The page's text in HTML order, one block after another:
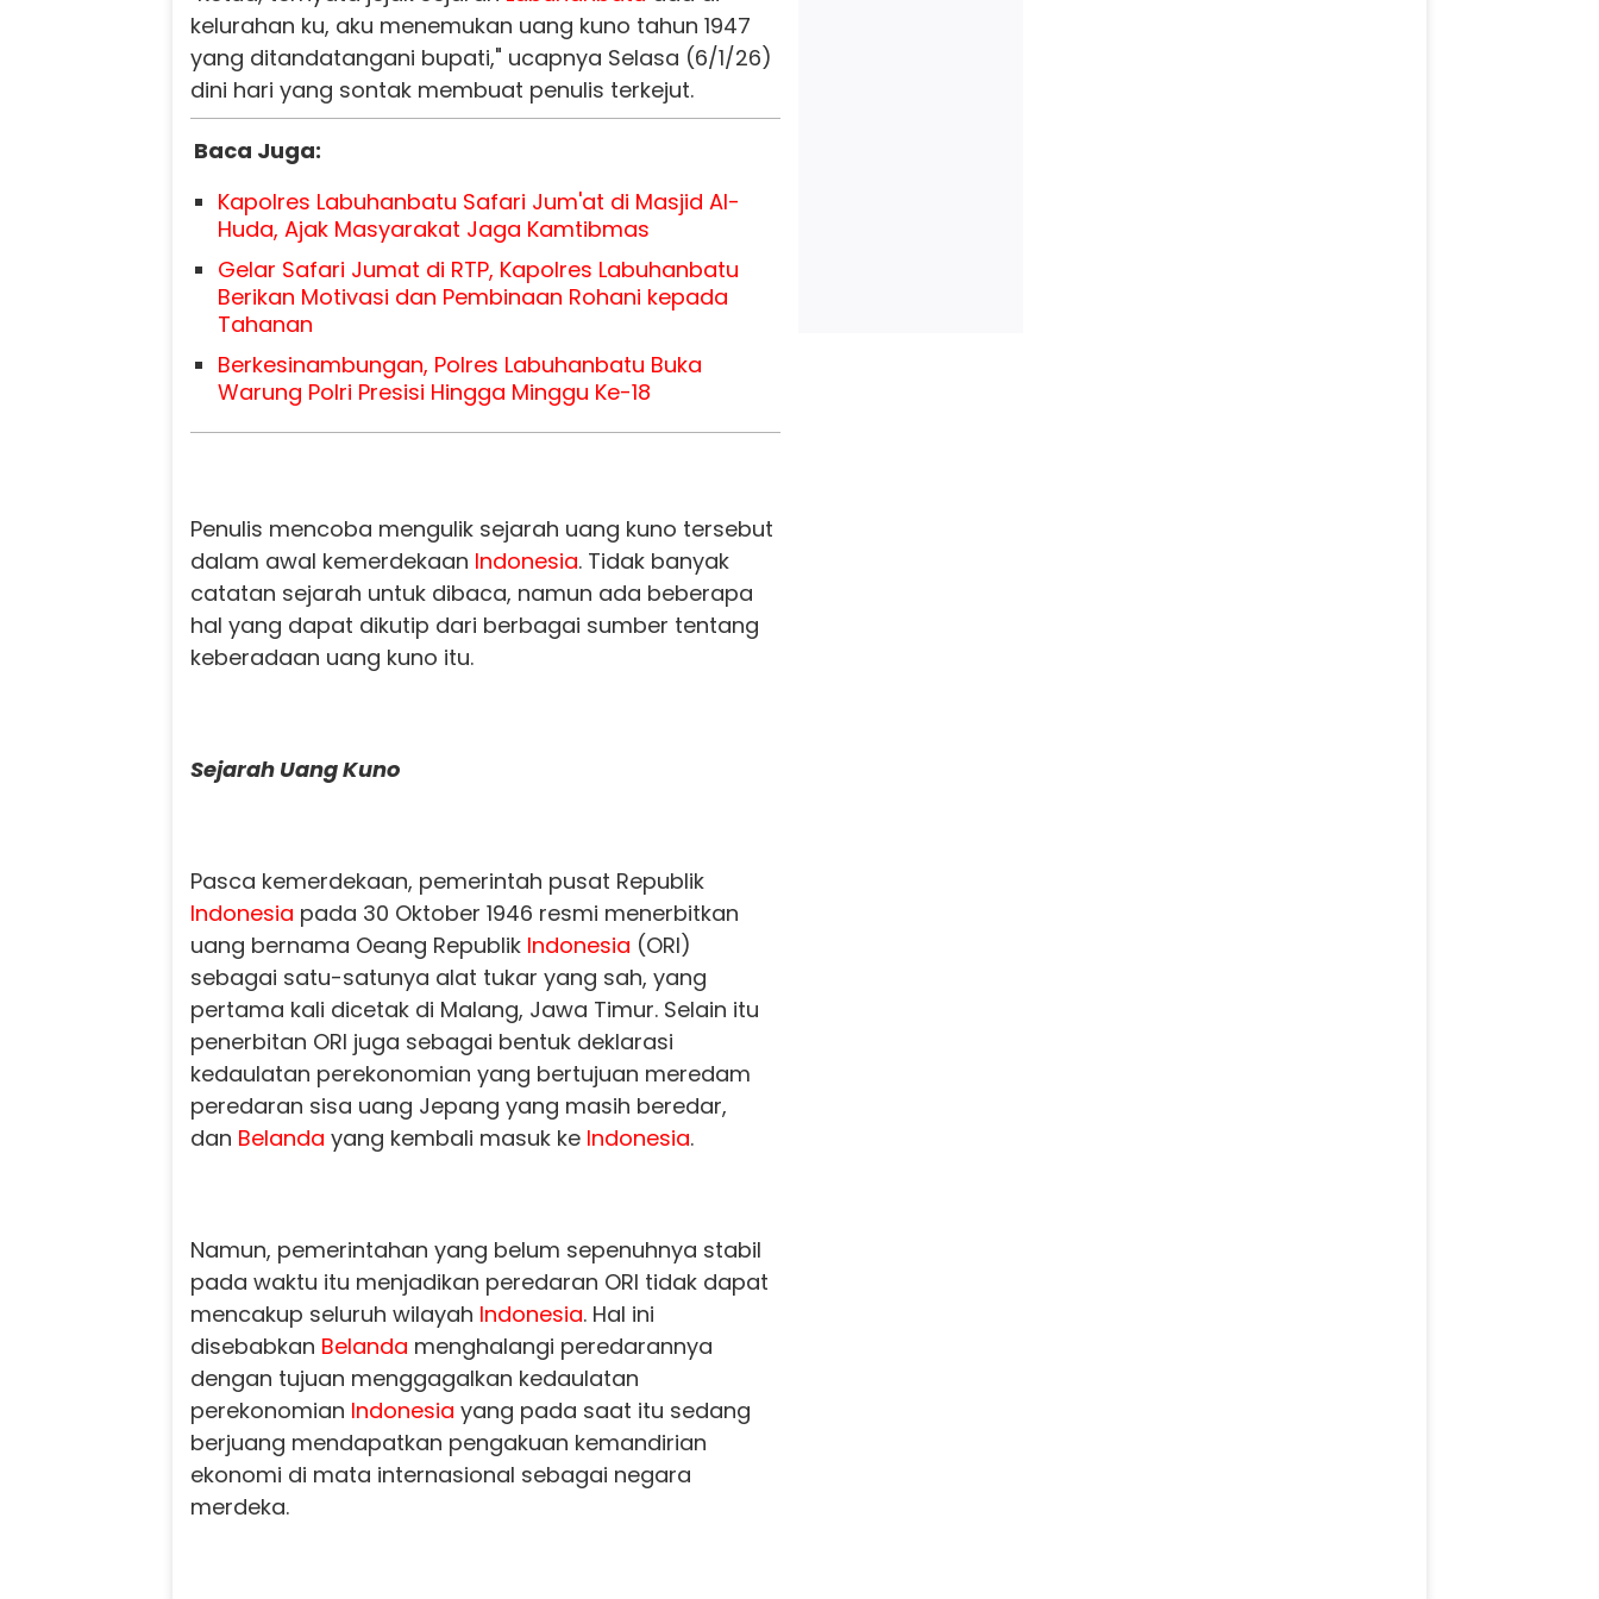
kelurahan ku, aku menemukan uang kuno tahun 1947
yang ditandatangani bupati," ucapnya Selasa (6/1/26)
dini hari yang sontak membuat penulis terkejut.
Baca Juga:
Kapolres Labuhanbatu Safari Jum'at di Masjid Al-
Huda, Ajak Masyarakat Jaga Kamtibmas
Gelar Safari Jumat di RTP, Kapolres Labuhanbatu
Berikan Motivasi dan Pembinaan Rohani kepada
Tahanan
Berkesinambungan, Polres Labuhanbatu Buka
Warung Polri Presisi Hingga Minggu Ke-18
Penulis mencoba mengulik sejarah uang kuno tersebut
dalam awal kemerdekaan Indonesia. Tidak banyak
catatan sejarah untuk dibaca, namun ada beberapa
hal yang dapat dikutip dari berbagai sumber tentang
keberadaan uang kuno itu.
Sejarah Uang Kuno
Pasca kemerdekaan, pemerintah pusat Republik
Indonesia pada 30 Oktober 1946 resmi menerbitkan
uang bernama Oeang Republik Indonesia (ORI)
sebagai satu-satunya alat tukar yang sah, yang
pertama kali dicetak di Malang, Jawa Timur. Selain itu
penerbitan ORI juga sebagai bentuk deklarasi
kedaulatan perekonomian yang bertujuan meredam
peredaran sisa uang Jepang yang masih beredar,
dan Belanda yang kembali masuk ke Indonesia.
Namun, pemerintahan yang belum sepenuhnya stabil
pada waktu itu menjadikan peredaran ORI tidak dapat
mencakup seluruh wilayah Indonesia. Hal ini
disebabkan Belanda menghalangi peredarannya
dengan tujuan menggagalkan kedaulatan
perekonomian Indonesia yang pada saat itu sedang
berjuang mendapatkan pengakuan kemandirian
ekonomi di mata internasional sebagai negara
merdeka.